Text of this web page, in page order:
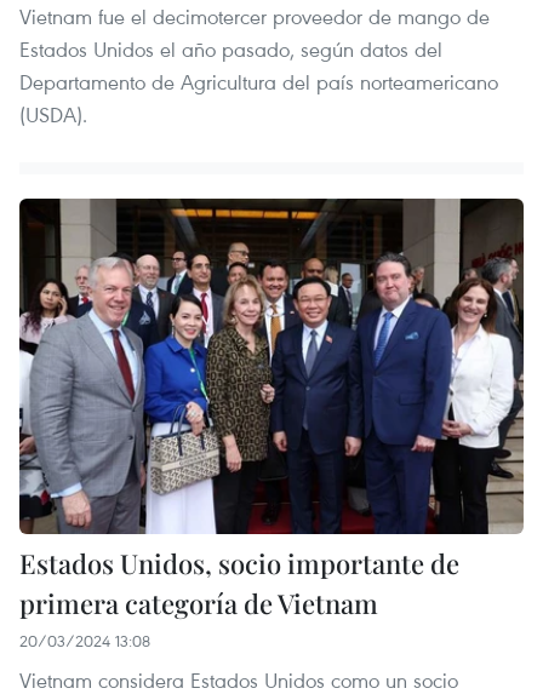
Vietnam fue el decimotercer proveedor de mango de
Estados Unidos el año pasado, según datos del
Departamento de Agricultura del país norteamericano
(USDA).
Estados Unidos, socio importante de
primera categoría de Vietnam
20/03/2024 13:08
Vietnam considera Estados Unidos como un socio